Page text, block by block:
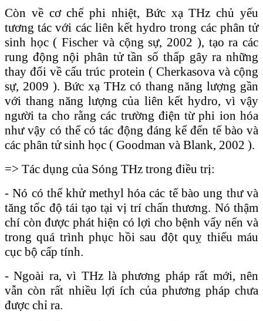
Còn về cơ chế phi nhiệt, Bức xạ THz chủ yếu
tương tác với các liên kết hydro trong các phân tử
sinh học ( Fischer và cộng sự, 2002 ), tạo ra các
rung động nội phân tử tần số thấp gây ra những
thay đổi về cấu trúc protein ( Cherkasova và cộng
sự, 2009 ). Bức xạ THz có thang năng lượng gần
với thang năng lượng của liên kết hydro, vì vậy
người ta cho rằng các trường điện từ phi ion hóa
như vậy có thể có tác động đáng kể đến tế bào và
các phân tử sinh học ( Goodman và Blank, 2002 ).
=> Tác dụng của Sóng THz trong điều trị:
- Nó có thể khử methyl hóa các tế bào ung thư và
tăng tốc độ tái tạo tại vị trí chấn thương. Nó thậm
chí còn được phát hiện có lợi cho bệnh vẩy nến và
trong quá trình phục hồi sau đột quỵ thiếu máu
cục bộ cấp tính.
- Ngoài ra, vì THz là phương pháp rất mới, nên
vẫn còn rất nhiều lợi ích của phương pháp chưa
được chỉ ra.